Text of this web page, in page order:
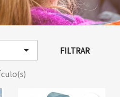

FILTRAR